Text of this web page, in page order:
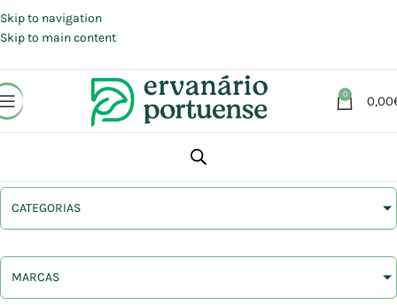
Skip to navigation
Skip to main content
0 0,00
CATEGORIAS
MARCAS